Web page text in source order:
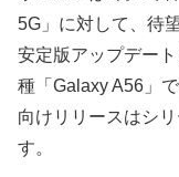
5G」に対して、待
安定版アップデー
種「Galaxy A56」
向けリリースはシ
す。